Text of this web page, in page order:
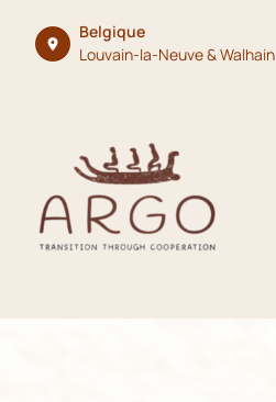
Skip
Belgique
Louvain-la-Neuve & Walhain